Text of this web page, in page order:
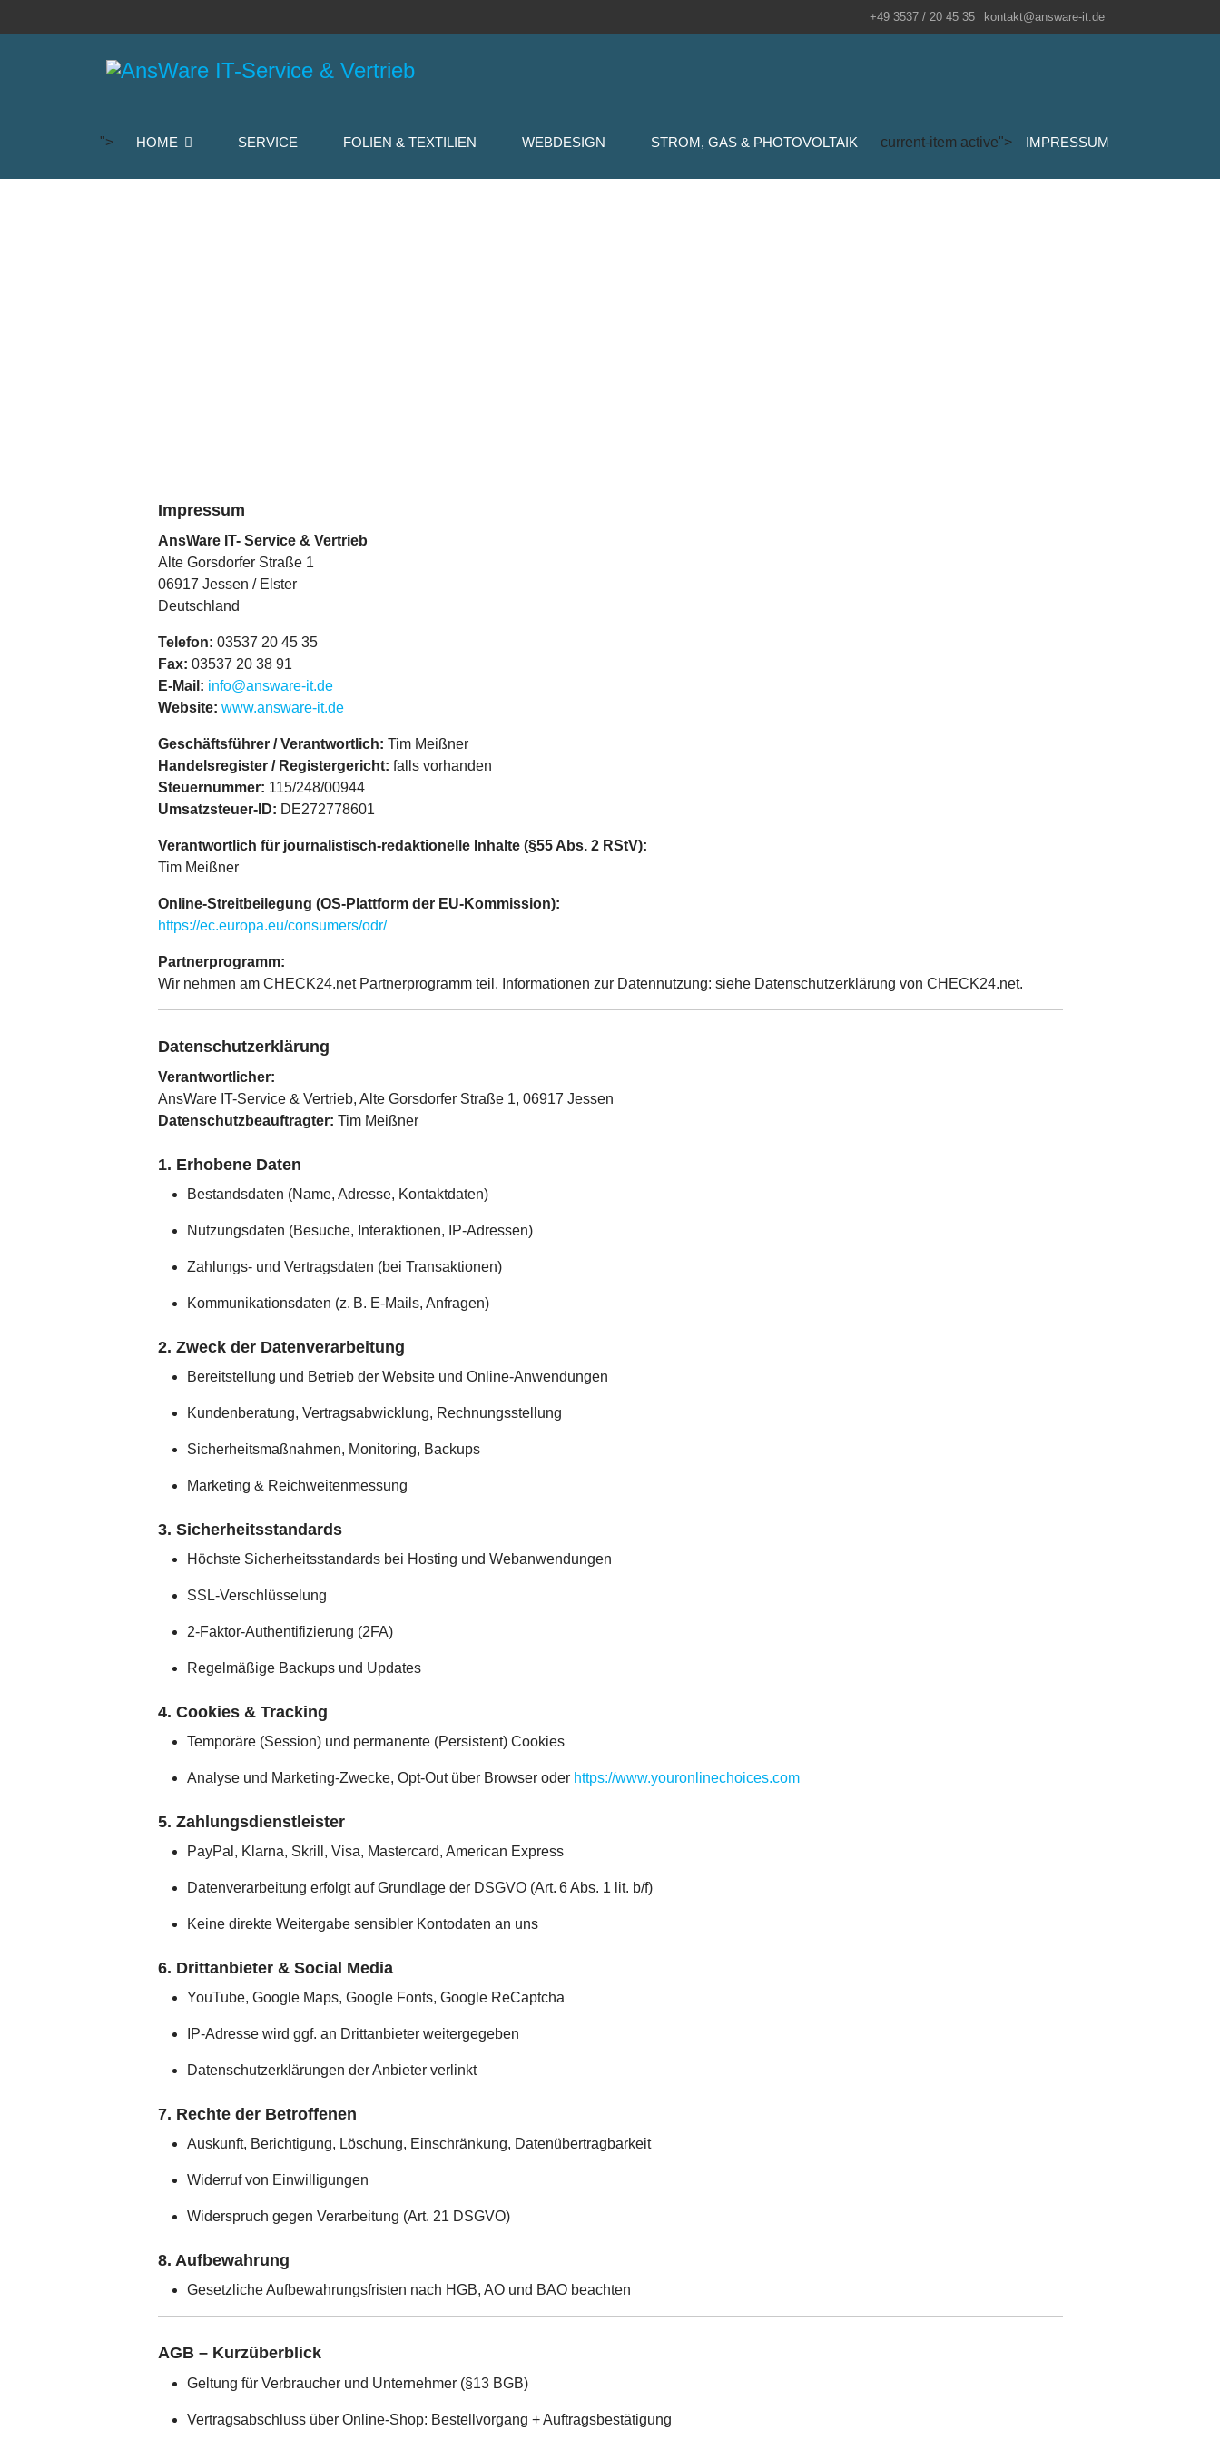
+49 3537 / 20 45 35 kontakt@answare-it.de
"> HOME SERVICE FOLIEN & TEXTILIEN WEBDESIGN STROM, GAS & PHOTOVOLTAIK current-item active"> IMPRESSUM
Impressum
AnsWare IT- Service & Vertrieb
Alte Gorsdorfer Straße 1
06917 Jessen / Elster
Deutschland
Telefon: 03537 20 45 35
Fax: 03537 20 38 91
E-Mail: info@answare-it.de
Website: www.answare-it.de
Geschäftsführer / Verantwortlich: Tim Meißner
Handelsregister / Registergericht: falls vorhanden
Steuernummer: 115/248/00944
Umsatzsteuer-ID: DE272778601
Verantwortlich für journalistisch-redaktionelle Inhalte (§55 Abs. 2 RStV):
Tim Meißner
Online-Streitbeilegung (OS-Plattform der EU-Kommission):
https://ec.europa.eu/consumers/odr/
Partnerprogramm:
Wir nehmen am CHECK24.net Partnerprogramm teil. Informationen zur Datennutzung: siehe Datenschutzerklärung von CHECK24.net.
Datenschutzerklärung
Verantwortlicher:
AnsWare IT-Service & Vertrieb, Alte Gorsdorfer Straße 1, 06917 Jessen
Datenschutzbeauftragter: Tim Meißner
1. Erhobene Daten
Bestandsdaten (Name, Adresse, Kontaktdaten)
Nutzungsdaten (Besuche, Interaktionen, IP-Adressen)
Zahlungs- und Vertragsdaten (bei Transaktionen)
Kommunikationsdaten (z. B. E-Mails, Anfragen)
2. Zweck der Datenverarbeitung
Bereitstellung und Betrieb der Website und Online-Anwendungen
Kundenberatung, Vertragsabwicklung, Rechnungsstellung
Sicherheitsmaßnahmen, Monitoring, Backups
Marketing & Reichweitenmessung
3. Sicherheitsstandards
Höchste Sicherheitsstandards bei Hosting und Webanwendungen
SSL-Verschlüsselung
2-Faktor-Authentifizierung (2FA)
Regelmäßige Backups und Updates
4. Cookies & Tracking
Temporäre (Session) und permanente (Persistent) Cookies
Analyse und Marketing-Zwecke, Opt-Out über Browser oder https://www.youronlinechoices.com
5. Zahlungsdienstleister
PayPal, Klarna, Skrill, Visa, Mastercard, American Express
Datenverarbeitung erfolgt auf Grundlage der DSGVO (Art. 6 Abs. 1 lit. b/f)
Keine direkte Weitergabe sensibler Kontodaten an uns
6. Drittanbieter & Social Media
YouTube, Google Maps, Google Fonts, Google ReCaptcha
IP-Adresse wird ggf. an Drittanbieter weitergegeben
Datenschutzerklärungen der Anbieter verlinkt
7. Rechte der Betroffenen
Auskunft, Berichtigung, Löschung, Einschränkung, Datenübertragbarkeit
Widerruf von Einwilligungen
Widerspruch gegen Verarbeitung (Art. 21 DSGVO)
8. Aufbewahrung
Gesetzliche Aufbewahrungsfristen nach HGB, AO und BAO beachten
AGB – Kurzüberblick
Geltung für Verbraucher und Unternehmer (§13 BGB)
Vertragsabschluss über Online-Shop: Bestellvorgang + Auftragsbestätigung